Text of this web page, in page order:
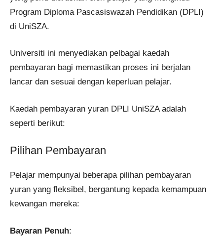
Program Diploma Pascasiswazah Pendidikan (DPLI)
di UniSZA.
Universiti ini menyediakan pelbagai kaedah
pembayaran bagi memastikan proses ini berjalan
lancar dan sesuai dengan keperluan pelajar.
Kaedah pembayaran yuran DPLI UniSZA adalah
seperti berikut:
Pilihan Pembayaran
Pelajar mempunyai beberapa pilihan pembayaran
yuran yang fleksibel, bergantung kepada kemampuan
kewangan mereka:
Bayaran Penuh: